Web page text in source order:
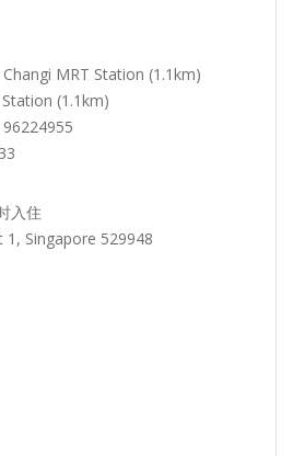
MRT Station (1.1km)
(1.1km)
入住
1, Singapore 529948